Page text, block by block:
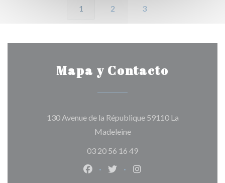
1 2 3
Mapa y Contacto
130 Avenue de la République 59110 La
Madeleine((abre en una nueva
03 20 56 16 49
Facebook ((abre en una nueva
Twitter ((abre en una nueva
Instagram ((abre en